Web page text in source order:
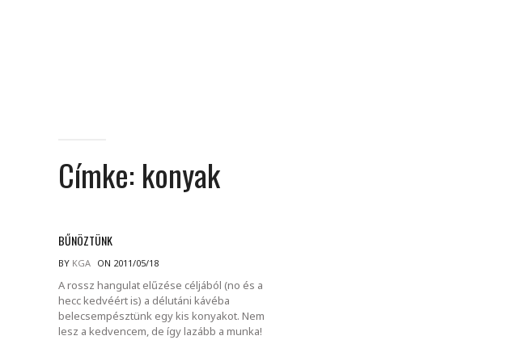
Címke: konyak
BŰNÖZTÜNK
BY KGA ON 2011/05/18
A rossz hangulat elűzése céljából (no és a
hecc kedvéért is) a délutáni kávéba
belecsempésztünk egy kis konyakot. Nem
lesz a kedvencem, de így lazább a munka!